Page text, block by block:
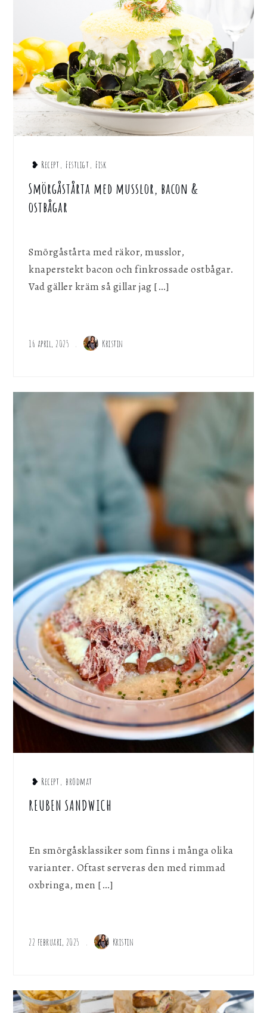
❥ Recept, Festligt, Fisk
Smörgåstårta med musslor, bacon &
ostbågar
Smörgåstårta med räkor, musslor,
knaperstekt bacon och finkrossade ostbågar.
Vad gäller kräm så gillar jag […]
16 april, 2025 Kristin
❥ Recept, brödmat
REUBEN SANDWICH
En smörgåsklassiker som finns i många olika
varianter. Oftast serveras den med rimmad
oxbringa, men […]
22 februari, 2025 Kristin